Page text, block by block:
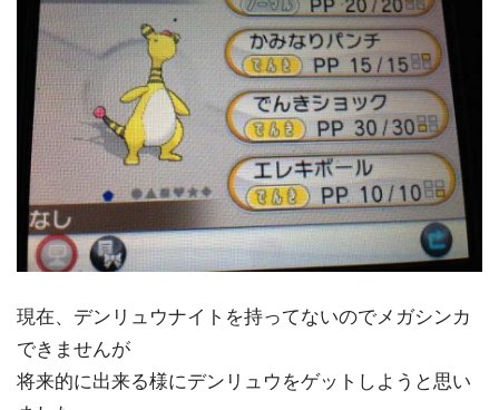
現在、デンリュウナイトを持ってないのでメガシンカ
できませんが
将来的に出来る様にデンリュウをゲットしようと思い